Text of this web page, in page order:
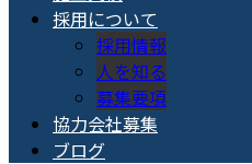
採用について
採用情報
人を知る
募集要項
協力会社募集
ブログ